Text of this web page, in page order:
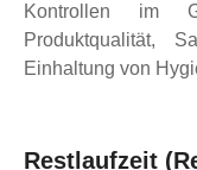
Kontrollen im
Produktqualität,
Einhaltung von
Restlaufzeit